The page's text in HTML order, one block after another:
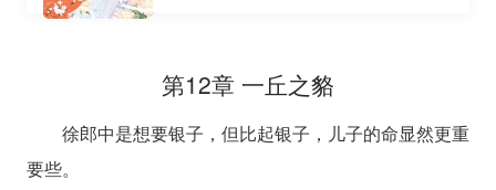
第12章 一丘之貉
徐郎中是想要银子，但比起银子，儿子的命显然更重
要些。